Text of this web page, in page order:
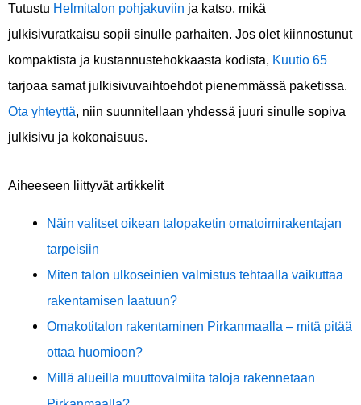
Tutustu Helmitalon pohjakuviin ja katso, mikä
julkisivuratkaisu sopii sinulle parhaiten. Jos olet kiinnostunut
kompaktista ja kustannustehokkaasta kodista, Kuutio 65
tarjoaa samat julkisivuvaihtoehdot pienemmässä paketissa.
Ota yhteyttä, niin suunnitellaan yhdessä juuri sinulle sopiva
julkisivu ja kokonaisuus.
Aiheeseen liittyvät artikkelit
Näin valitset oikean talopaketin omatoimirakentajan
tarpeisiin
Miten talon ulkoseinien valmistus tehtaalla vaikuttaa
rakentamisen laatuun?
Omakotitalon rakentaminen Pirkanmaalla – mitä pitää
ottaa huomioon?
Millä alueilla muuttovalmiita taloja rakennetaan